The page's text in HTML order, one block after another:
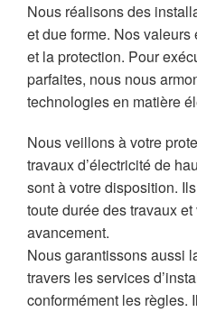
Nous réalisons des
et due forme. Nos
et la protection. Pour
parfaites, nous nous
technologies en matière
Nous veillons à votre
travaux d’électricité de
sont à votre disposition.
toute durée des travaux
avancement.
Nous garantissons aussi
travers les services
conformément les règles.